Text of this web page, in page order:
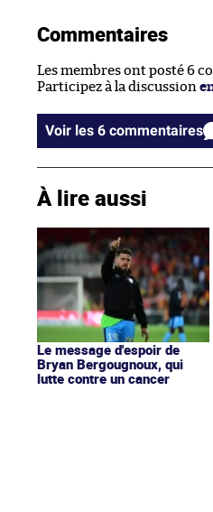
Commentaires
Les membres ont posté 6
Participez à la discussion
Voir les 6 commentaires
À lire aussi
Le message d'espoir de
Bryan Bergougnoux, qui
lutte contre un cancer